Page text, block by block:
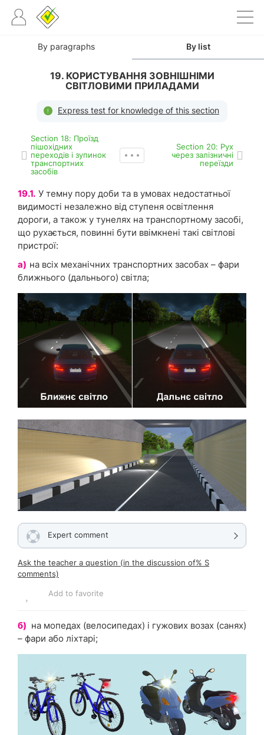
By paragraphs By list
19. КОРИСТУВАННЯ ЗОВНІШНІМИ
СВІТЛОВИМИ ПРИЛАДАМИ
Express test for knowledge of this section
Section 18: Проїзд
пішохідних
переходів і зупинок
транспортних
засобів
Section 20: Рух
через залізничні
переїзди
19.1. У темну пору доби та в умовах недостатньої
видимості незалежно від ступеня освітлення
дороги, а також у тунелях на транспортному засобі,
що рухається, повинні бути ввімкнені такі світлові
пристрої:
а) на всіх механічних транспортних засобах – фари
ближнього (дальнього) світла;
Expert comment
Ask the teacher a question (in the discussion of% S
comments)
Add to favorite
б) на мопедах (велосипедах) і гужових возах (санях)
– фари або ліхтарі;